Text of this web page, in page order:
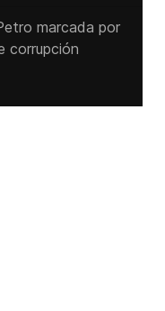
marcada por
corrupción